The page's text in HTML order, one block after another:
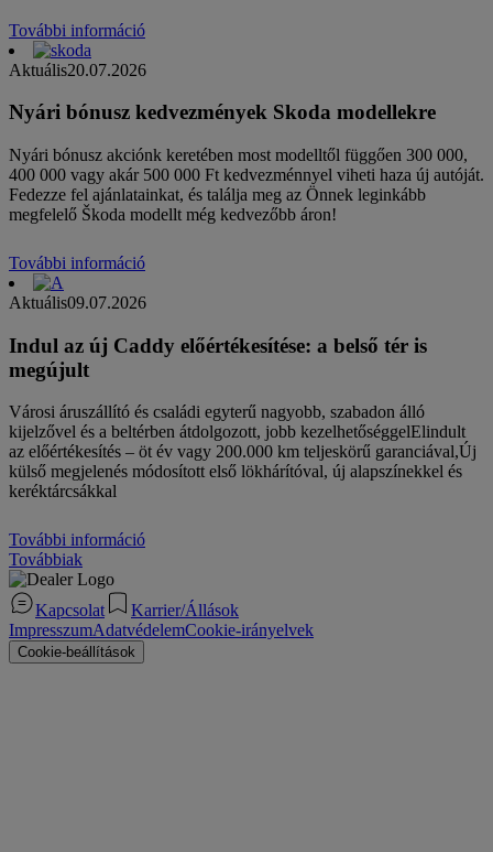
További információ
Aktuális20.07.2026
Nyári bónusz kedvezmények Skoda modellekre
Nyári bónusz akciónk keretében most modelltől függően 300 000,
400 000 vagy akár 500 000 Ft kedvezménnyel viheti haza új autóját.
Fedezze fel ajánlatainkat, és találja meg az Önnek leginkább
megfelelő Škoda modellt még kedvezőbb áron!
További információ
Aktuális09.07.2026
Indul az új Caddy előértékesítése: a belső tér is
megújult
Városi áruszállító és családi egyterű nagyobb, szabadon álló
kijelzővel és a beltérben átdolgozott, jobb kezelhetőséggelElindult
az előértékesítés – öt év vagy 200.000 km teljeskörű garanciával,Új
külső megjelenés módosított első lökhárítóval, új alapszínekkel és
keréktárcsákkal
További információ
Továbbiak
Kapcsolat
Karrier/Állások
ImpresszumAdatvédelemCookie-irányelvek
Cookie-beállítások